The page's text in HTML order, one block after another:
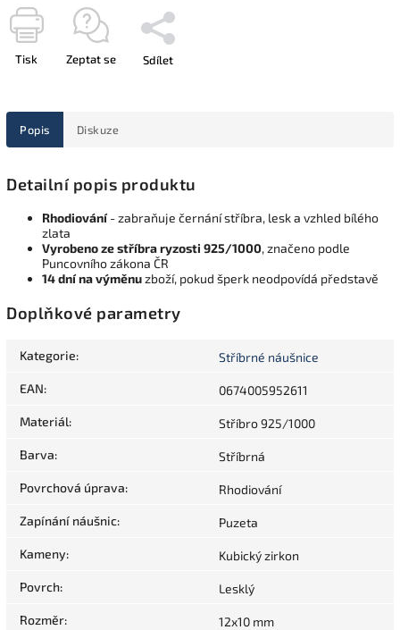
Tisk Zeptat se Sdílet
Popis Diskuze
Detailní popis produktu
Rhodiování- zabraňuje černání stříbra, lesk a vzhled bílého
zlata
Vyrobeno ze stříbra ryzosti 925/1000, značeno podle
Puncovního zákona ČR
14 dní na výměnuzboží, pokud šperk neodpovídá představě
Doplňkové parametry
Kategorie: Stříbrné náušnice
EAN: 0674005952611
Materiál: Stříbro 925/1000
Barva: Stříbrná
Povrchová úprava: Rhodiování
Zapínání náušnic: Puzeta
Kameny: Kubický zirkon
Povrch: Lesklý
Rozměr: 12x10 mm